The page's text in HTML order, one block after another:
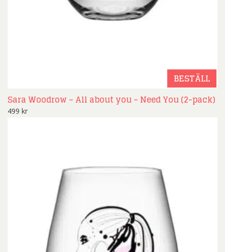
BESTÄLL
Sara Woodrow – All about you – Need You (2-pack)
499 kr